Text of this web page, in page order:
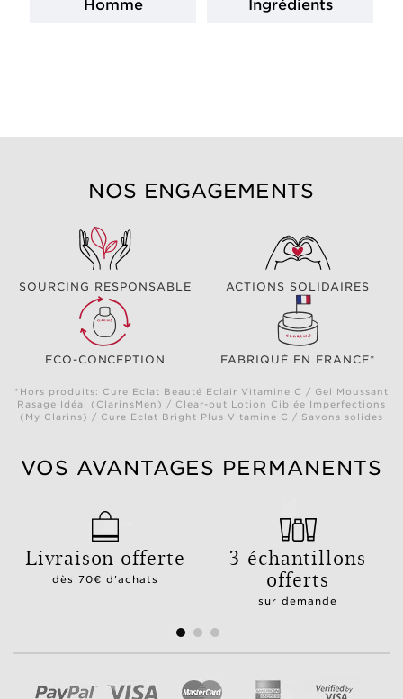
Homme Ingrédients
NOS ENGAGEMENTS
SOURCING RESPONSABLE ACTIONS SOLIDAIRES
ECO-CONCEPTION FABRIQUÉ EN FRANCE*
*Hors produits: Cure Eclat Beauté Eclair Vitamine C / Gel Moussant
Rasage Idéal (ClarinsMen) / Clear-out Lotion Ciblée Imperfections
(My Clarins) / Cure Eclat Bright Plus Vitamine C / Savons solides
VOS AVANTAGES PERMANENTS
Livraison offerte
dès 70€ d'achats
3 échantillons
offerts
sur demande